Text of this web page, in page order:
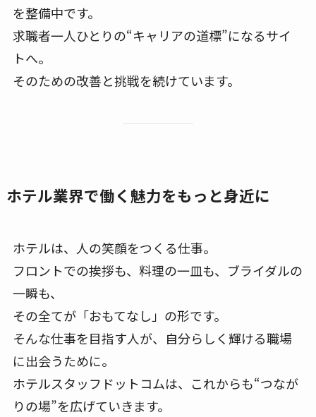
を整備中です。
求職者一人ひとりの“キャリアの道標”になるサイ
トへ。
そのための改善と挑戦を続けています。
ホテル業界で働く魅力をもっと身近に
ホテルは、人の笑顔をつくる仕事。
フロントでの挨拶も、料理の一皿も、ブライダルの
一瞬も、
その全てが「おもてなし」の形です。
そんな仕事を目指す人が、自分らしく輝ける職場
に出会うために。
ホテルスタッフドットコムは、これからも“つなが
りの場”を広げていきます。